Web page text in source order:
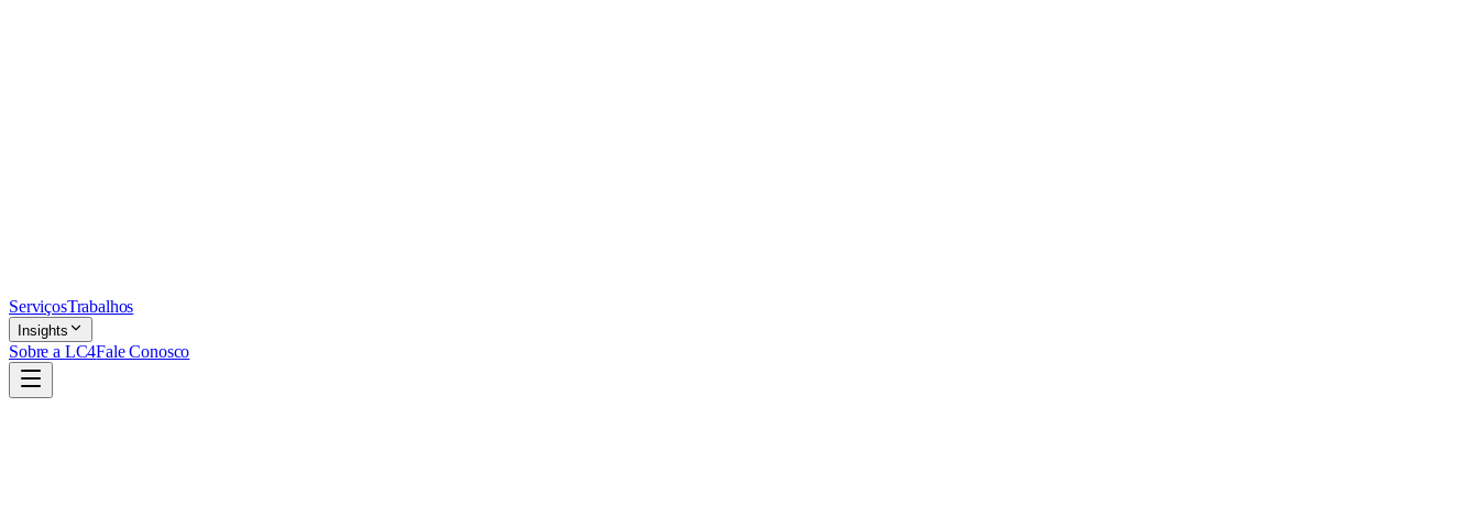
ServiçosTrabalhos
Insights
Sobre a LC4Fale Conosco